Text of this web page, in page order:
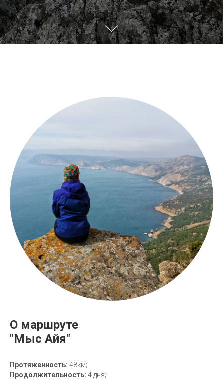
О маршруте
"Мыс Айя"
Протяженность: 48км;
Продолжительность: 4 дня;